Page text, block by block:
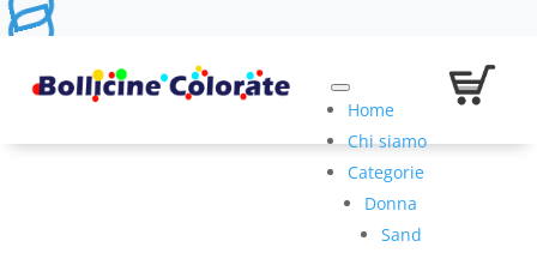
Home
Chi siamo
Categorie
Donna
Sand